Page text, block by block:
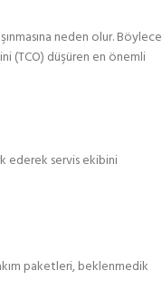
neden olur. Böylece
(TCO) düşüren en önemli
ederek servis ekibini
paketleri, beklenmedik